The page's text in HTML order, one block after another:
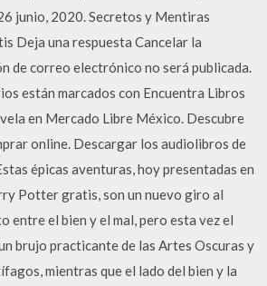
junio, 2020. Secretos y Mentiras
Deja una respuesta Cancelar la
de correo electrónico no será publicada.
están marcados con Encuentra Libros
en Mercado Libre México. Descubre
online. Descargar los audiolibros de
épicas aventuras, hoy presentadas en
Potter gratis, son un nuevo giro al
entre el bien y el mal, pero esta vez el
brujo practicante de las Artes Oscuras y
mientras que el lado del bien y la